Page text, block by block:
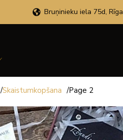
Bruņinieku iela 75d, Rīga
/Skaistumkopšana /Page 2